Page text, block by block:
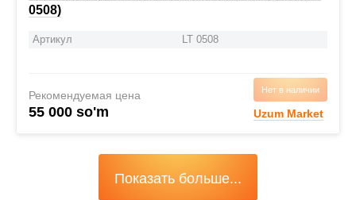
0508)
Артикул LT 0508
Рекомендуемая цена
55 000 so'm
Нет в наличии
Uzum Market
Показать больше...